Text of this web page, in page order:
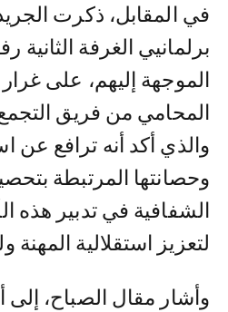
في المقابل، ذكرت
برلمانيي الغرفة الثانية
الموجهة إليهم، على
المحامي من فريق
والذي أكد أنه ترافع عن
وحصانتها المرتبطة
الشفافية في تدبير هذه
لتعزيز استقلالية
وأشار مقال الصباح،